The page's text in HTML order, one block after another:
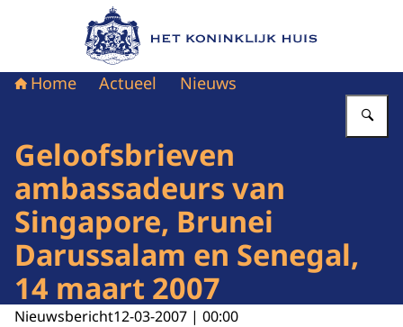
Naar de homepage van Het Koninklijk Huis
Home Actueel Nieuws
Geloofsbrieven
ambassadeurs van
Singapore, Brunei
Darussalam en Senegal,
14 maart 2007
Nieuwsbericht12-03-2007 | 00:00